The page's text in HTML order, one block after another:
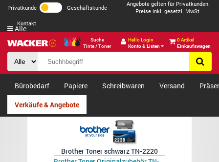
Privatkunde Geschäftskunde
Angebote gelten für Privatkunden.
Preise inkl. gesetzl. MwSt.
Kontakt
Suche
Tinte / Toner
Hello Login
Konto & Listen
0 Artikel
Einkaufswagen
Alle
Bürobedarf Papiere Schreibwaren Versand
Verkäufe & Angebote
Brother Toner schwarz TN-2220